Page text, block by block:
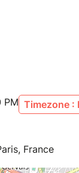
PM Timezone :
France